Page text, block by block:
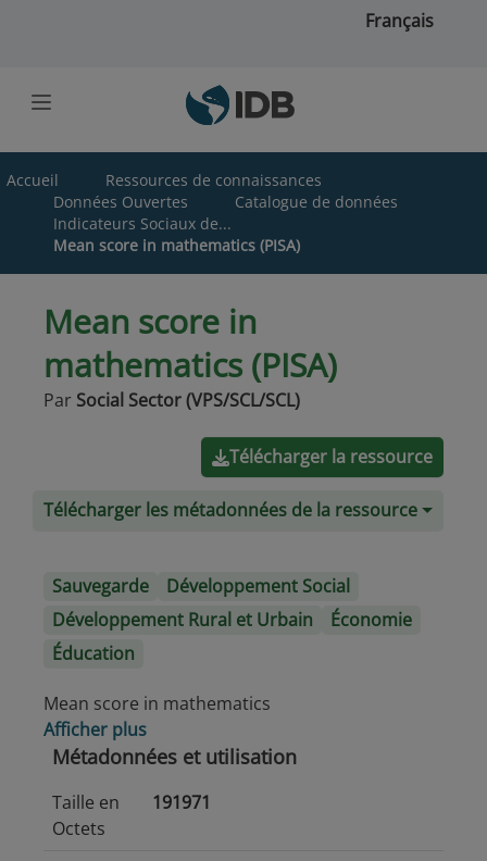
Français
Accueil
Ressources de connaissances
Données Ouvertes
Catalogue de données
Indicateurs Sociaux de...
Mean score in mathematics (PISA)
Mean score in
mathematics (PISA)
Par Social Sector (VPS/SCL/SCL)
Télécharger la ressource
Télécharger les métadonnées de la ressource
Sauvegarde
Développement Social
Développement Rural et Urbain
Économie
Éducation
Mean score in mathematics
Afficher plus
Métadonnées et utilisation
Taille en
Octets
191971